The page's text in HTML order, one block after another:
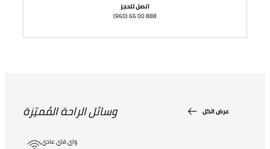
اتصل للحجز
(960) 66 00 888
وسائل الراحة المُميّزة عرض الكل
واي فاي عادي